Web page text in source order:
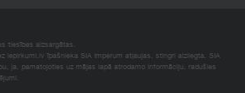
tiesības aizsargātas.
iepirkumi.lv īpašnieka SIA Imperum atļaujas, stingri aizliegta. SIA
ja, pamatojoties uz mājas lapā atrodamo informāciju, radušies